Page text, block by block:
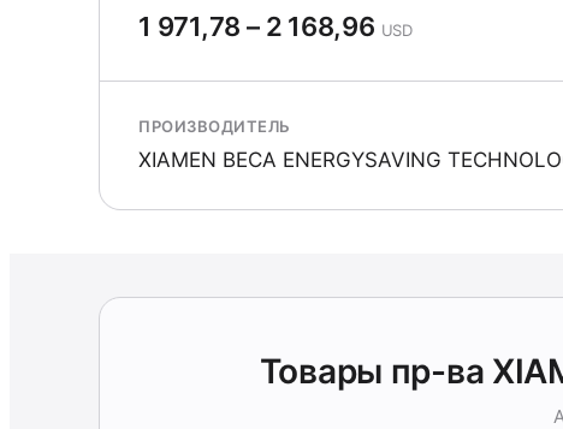
1 971,78 – 2 168,96 USD
ПРОИЗВОДИТЕЛЬ
XIAMEN BECA ENERGYSAVING
Товары пр-ва